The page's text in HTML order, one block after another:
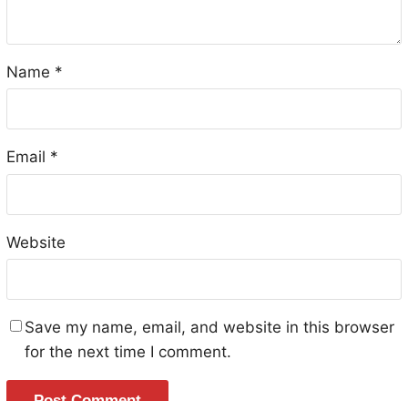
Name *
Email *
Website
Save my name, email, and website in this browser
for the next time I comment.